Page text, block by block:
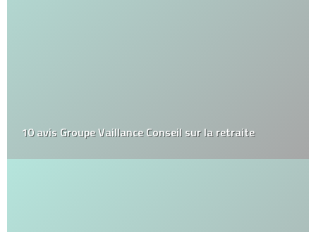
10 avis Groupe Vaillance Conseil sur la retraite